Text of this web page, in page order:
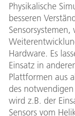
Physikalische
besseren
Hardware. Es
Einsatz in
Plattformen aus
des
wird z.B. der
Sensors vom